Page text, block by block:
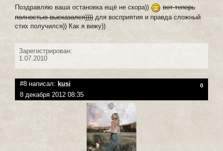
Поздравляю ваша остановка ещё не скора))
вот теперь
полностью высказался)))) для восприятия и правда сложный
стих получился)) Как я вижу))
Зарегистрирован:
1.07.2010
#8 написал: kusi 0
8 декабря 2012 08:35